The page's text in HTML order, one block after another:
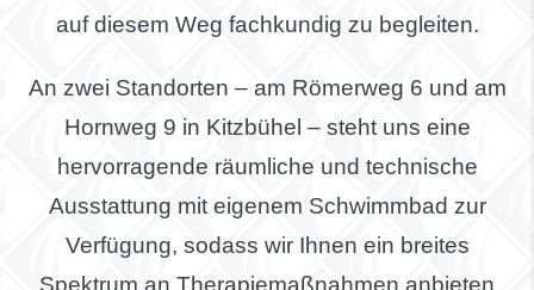
auf diesem Weg fachkundig zu begleiten.
An zwei Standorten – am Römerweg 6 und am
Hornweg 9 in Kitzbühel – steht uns eine
hervorragende räumliche und technische
Ausstattung mit eigenem Schwimmbad zur
Verfügung, sodass wir Ihnen ein breites